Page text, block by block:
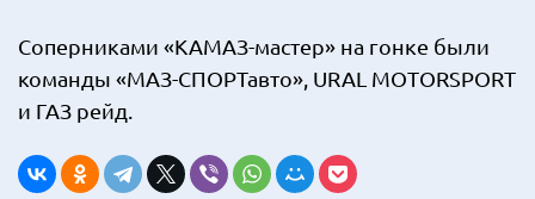
Соперниками «КАМАЗ-мастер» на гонке были
команды «МАЗ-СПОРТавто», URAL MOTORSPORT
и ГАЗ рейд.